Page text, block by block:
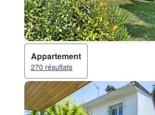
Appartement
270 résultats